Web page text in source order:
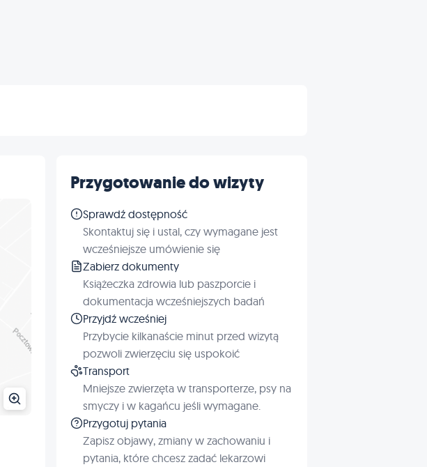
Przygotowanie do wizyty
Sprawdź dostępność
Skontaktuj się i ustal, czy wymagane jest
wcześniejsze umówienie się
Zabierz dokumenty
Książeczka zdrowia lub paszporcie i
dokumentacja wcześniejszych badań
Przyjdź wcześniej
Przybycie kilkanaście minut przed wizytą
pozwoli zwierzęciu się uspokoić
Transport
Mniejsze zwierzęta w transporterze, psy na
smyczy i w kagańcu jeśli wymagane.
Przygotuj pytania
Zapisz objawy, zmiany w zachowaniu i
pytania, które chcesz zadać lekarzowi